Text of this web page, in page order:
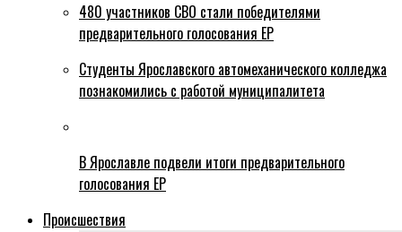
480 участников СВО стали победителями
предварительного голосования ЕР
Студенты Ярославского автомеханического колледжа
познакомились с работой муниципалитета
В Ярославле подвели итоги предварительного
голосования ЕР
Происшествия